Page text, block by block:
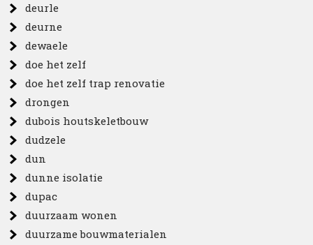
deurle
deurne
dewaele
doe het zelf
doe het zelf trap renovatie
drongen
dubois houtskeletbouw
dudzele
dun
dunne isolatie
dupac
duurzaam wonen
duurzame bouwmaterialen